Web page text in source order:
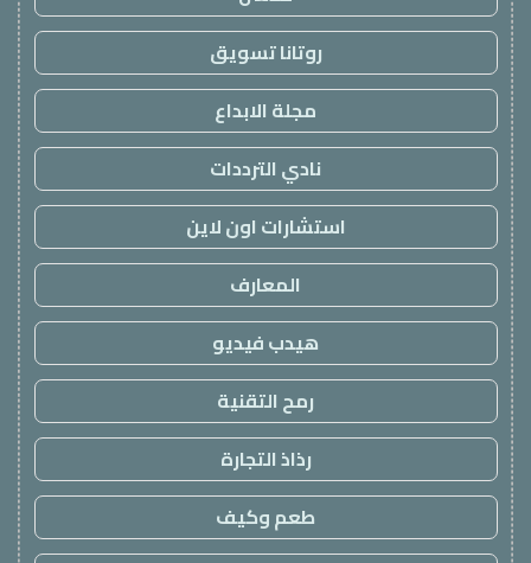
روتانا تسويق
مجلة الابداع
نادي الترددات
استشارات اون لاين
المعارف
هيدب فيديو
رمح التقنية
رذاذ التجارة
طعم وكيف